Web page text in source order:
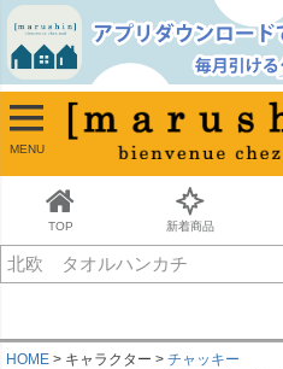
MENU
TOP 新着商品
並び順
新着順
古い順
価格が安い順
価格が高い順
キーワードヒット順
HOME キャラクター
チャッキー